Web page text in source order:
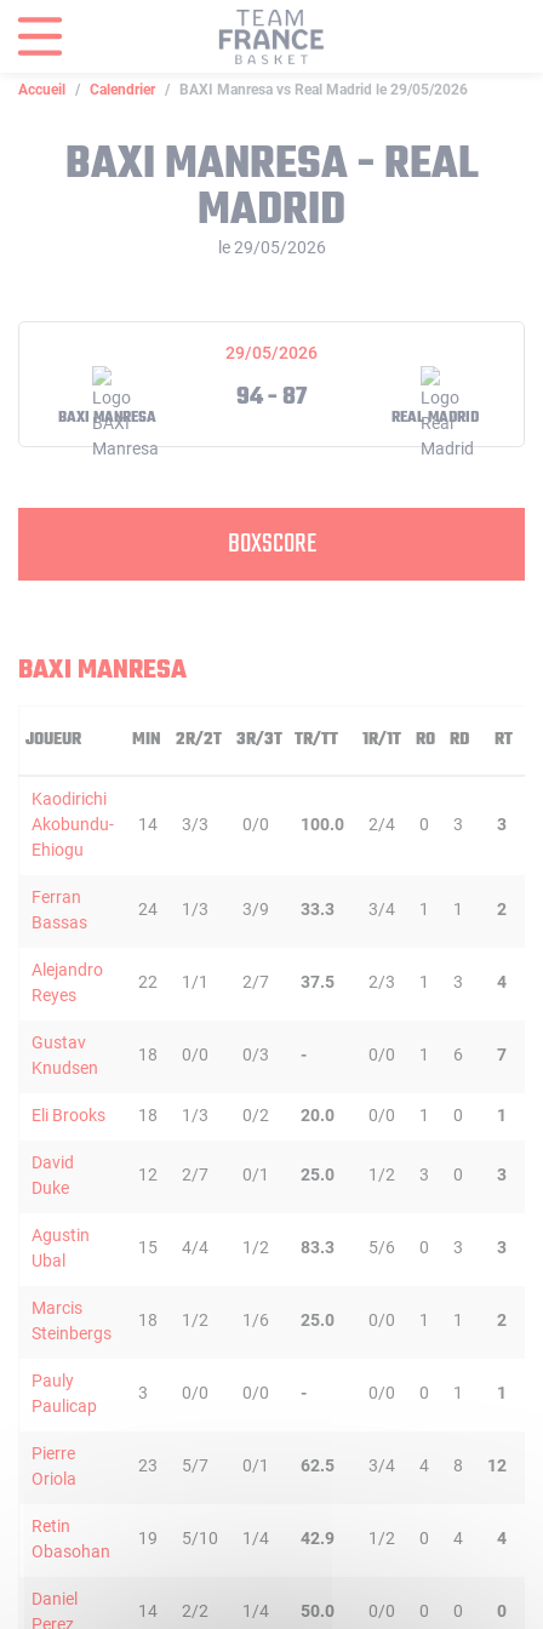
Accueil Calendrier BAXI Manresa vs Real Madrid le 29/05/2026
BAXI MANRESA - REAL
MADRID
le 29/05/2026
29/05/2026
BAXI MANRESA
94 - 87
REAL MADRID
BOXSCORE
BAXI MANRESA
JOUEUR MIN 2R/2T 3R/3T TR/TT 1R/1T RO RD RT
Kaodirichi
Akobundu-
Ehiogu
14 3/3 0/0 100.0 2/4 0 3 3
Ferran
Bassas
24 1/3 3/9 33.3 3/4 1 1 2
Alejandro
Reyes
22 1/1 2/7 37.5 2/3 1 3 4
Gustav
Knudsen
18 0/0 0/3 - 0/0 1 6 7
Eli Brooks 18 1/3 0/2 20.0 0/0 1 0 1
David
Duke
12 2/7 0/1 25.0 1/2 3 0 3
Agustin
Ubal
15 4/4 1/2 83.3 5/6 0 3 3
Marcis
Steinbergs
18 1/2 1/6 25.0 0/0 1 1 2
Pauly
Paulicap
3 0/0 0/0 - 0/0 0 1 1
Pierre
Oriola
23 5/7 0/1 62.5 3/4 4 8 12
Retin
Obasohan
19 5/10 1/4 42.9 1/2 0 4 4
Daniel
Perez
14 2/2 1/4 50.0 0/0 0 0 0
Panneau de gestion des cookies